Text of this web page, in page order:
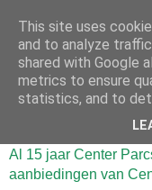
Al 15 jaar Center
aanbiedingen van
This site uses
and to analyze
shared with Google
metrics to ensure
statistics, and to